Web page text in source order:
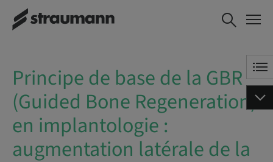
Principe de base de la GBR
(Guided Bone Regeneration) en
augmentation verticale
(technique de Summers et
sinus-lift) du sinus maxillaire
BOOK NOW
Principe de base de la GBR
(Guided Bone Regeneration)
en implantologie :
augmentation latérale de la